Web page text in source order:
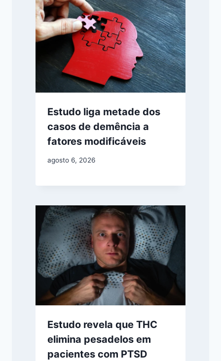
Estudo liga metade dos
casos de demência a
fatores modificáveis
agosto 6, 2026
Estudo revela que THC
elimina pesadelos em
pacientes com PTSD